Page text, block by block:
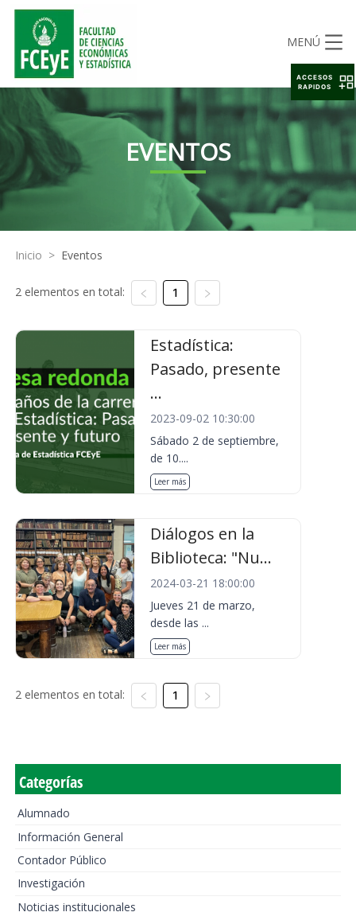
MENÚ
EVENTOS
Inicio > Eventos
2 elementos en total: 1
Estadística:
Pasado, presente
...
2023-09-02 10:30:00
Sábado 2 de septiembre,
de 10....
Leer más
Diálogos en la
Biblioteca: "Nu...
2024-03-21 18:00:00
Jueves 21 de marzo,
desde las ...
Leer más
2 elementos en total: 1
Categorías
Alumnado
Información General
Contador Público
Investigación
Noticias institucionales
ACCESOS
RAPIDOS